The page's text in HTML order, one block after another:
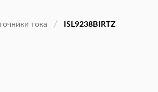
тока ISL9238BIRTZ